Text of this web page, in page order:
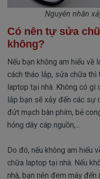
Nguyên nhân
Có nên tự sửa
không?
Nếu bạn không am hiểu về
cách tháo lắp, sửa chữa
laptop tại nhà. Không có gì
lắp bạn sẽ xảy đến các sự
đứt mạch bàn phím, bẻ
hỏng dây cáp nguồn,...
Do đó, nếu không am hiểu
chữa laptop tại nhà. Nếu
nhà, bạn nên đem máy